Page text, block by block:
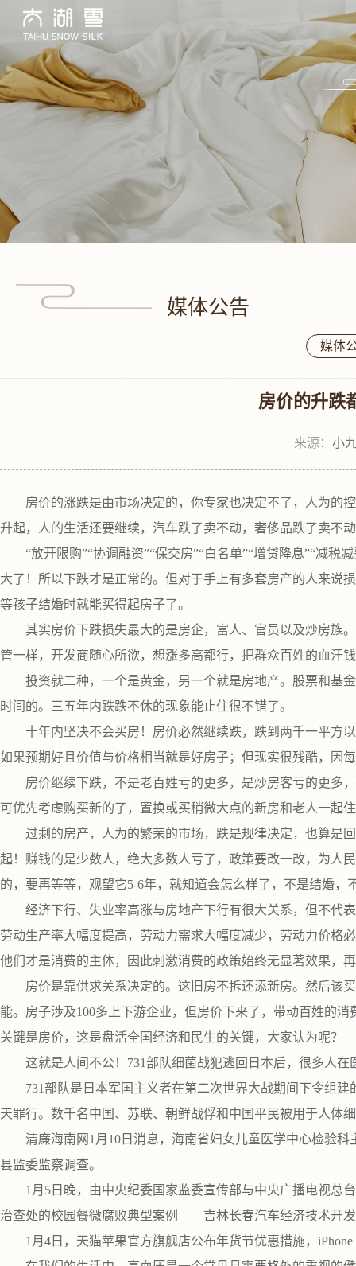
媒体公告
媒体
房价的升跌
来源： 小
房价的涨跌是由市场决定的，你专家也决定不了，人为的控
升起，人的生活还要继续，汽车跌了卖不动，奢侈品跌了卖不
“放开限购”“协调融资”“保交房”“白名单”“增贷降息”“减税
大了！所以下跌才是正常的。但对于手上有多套房产的人来说
等孩子结婚时就能买得起房子了。
其实房价下跌损失最大的是房企，富人、官员以及炒房族。
管一样，开发商随心所欲，想涨多高都行，把群众百姓的血汗
投资就二种，一个是黄金，另一个就是房地产。股票和基金
时间的。三五年内跌跌不休的现象能止住很不错了。
十年内坚决不会买房！房价必然继续跌，跌到两千一平方以
如果预期好且价值与价格相当就是好房子；但现实很残酷，因
房价继续下跌，不是老百姓亏的更多，是炒房客亏的更多，
可优先考虑购买新的了，置换或买稍微大点的新房和老人一起
过剩的房产，人为的繁荣的市场，跌是规律决定，也算是回
起！赚钱的是少数人，绝大多数人亏了，政策要改一改，为人
的，要再等等，观望它5-6年，就知道会怎么样了，不是结婚
经济下行、失业率高涨与房地产下行有很大关系，但不代表
劳动生产率大幅度提高，劳动力需求大幅度减少，劳动力价格
他们才是消费的主体，因此刺激消费的政策始终无显著效果，
房价是靠供求关系决定的。这旧房不拆还添新房。然后该买
能。房子涉及100多上下游企业，但房价下来了，带动百姓的
关键是房价，这是盘活全国经济和民生的关键，大家认为呢？
这就是人间不公！731部队细菌战犯逃回日本后，很多人在
731部队是日本军国主义者在第二次世界大战期间下令组建
天罪行。数千名中国、苏联、朝鲜战俘和中国平民被用于人体
清廉海南网1月10日消息，海南省妇女儿童医学中心检验科
县监委监察调查。
1月5日晚，由中央纪委国家监委宣传部与中央广播电视总台
治查处的校园餐微腐败典型案例——吉林长春汽车经济技术开
1月4日，天猫苹果官方旗舰店公布年货节优惠措施，iPhone